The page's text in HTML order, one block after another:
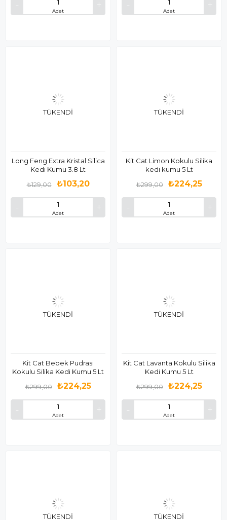
Adet Adet
TÜKENDI
Long Feng Extra Kristal Silica
Kedi Kumu 3.8 Lt
Adet
₺103,20
₺129,00
TÜKENDI
Kit Cat Limon Kokulu Silika
kedi kumu 5 Lt
Adet
₺224,25
₺299,00
TÜKENDI
Kit Cat Bebek Pudrası
Kokulu Silika Kedi Kumu 5 Lt
Adet
₺224,25
₺299,00
TÜKENDI
Kit Cat Lavanta Kokulu Silika
Kedi Kumu 5 Lt
Adet
₺224,25
₺299,00
TÜKENDI TÜKENDI